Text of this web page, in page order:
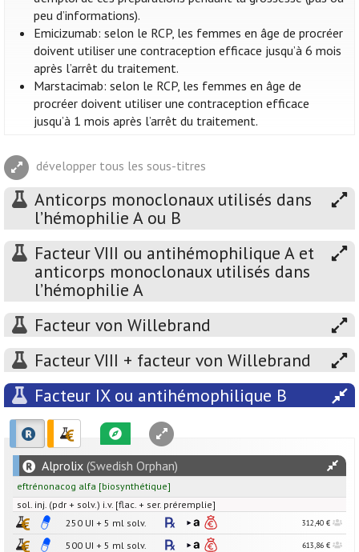
peu d’informations).
Emicizumab: selon le RCP, les femmes en âge de procréer
doivent utiliser une contraception efficace jusqu’à 6 mois
après l’arrêt du traitement.
Marstacimab: selon le RCP, les femmes en âge de
procréer doivent utiliser une contraception efficace
jusqu’à 1 mois après l’arrêt du traitement.
développer tous les sous-titres
Anticorps monoclonaux utilisés dans
l’hémophilie A ou B
Facteur VIII ou antihémophilique A et
anticorps monoclonaux utilisés dans
l’hémophilie A
Facteur von Willebrand
Facteur VIII + facteur von Willebrand
Facteur IX ou antihémophilique B
Alprolix (Swedish Orphan)
eftrénonacog alfa [biosynthétique]
sol. inj. (pdr + solv.) i.v. [flac. + ser. préremplie]
250 UI + 5 ml solv. 312,40 €
500 UI + 5 ml solv. 613,86 €